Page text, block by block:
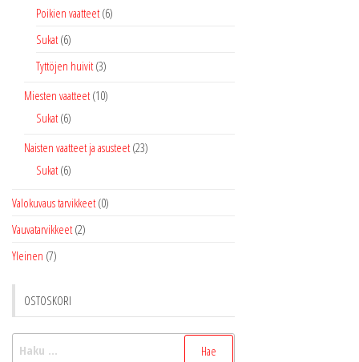
Poikien vaatteet (6)
Sukat (6)
Tyttöjen huivit (3)
Miesten vaatteet (10)
Sukat (6)
Naisten vaatteet ja asusteet (23)
Sukat (6)
Valokuvaus tarvikkeet (0)
Vauvatarvikkeet (2)
Yleinen (7)
OSTOSKORI
Haku: